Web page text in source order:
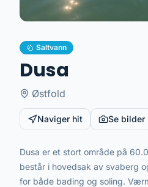
Saltvann
Dusa
Østfold
Naviger hit Se bilder
Dusa er et stort område på
består i hovedsak av svaberg
for både bading og soling.